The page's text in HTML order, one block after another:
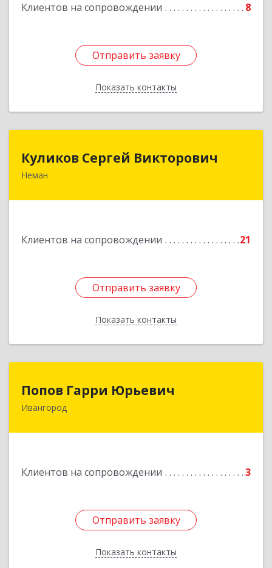
Клиентов на сопровождении 8
Отправить заявку
Показать контакты
Отправить заявку
Назад
Куликов Сергей Викторович
Неман
Клиентов на сопровождении 21
Отправить заявку
Показать контакты
Куликов Сергей Викторович
Отправить заявку
Назад
Попов Гарри Юрьевич
Ивангород
Клиентов на сопровождении 3
Отправить заявку
Показать контакты
Отправить заявку
Назад